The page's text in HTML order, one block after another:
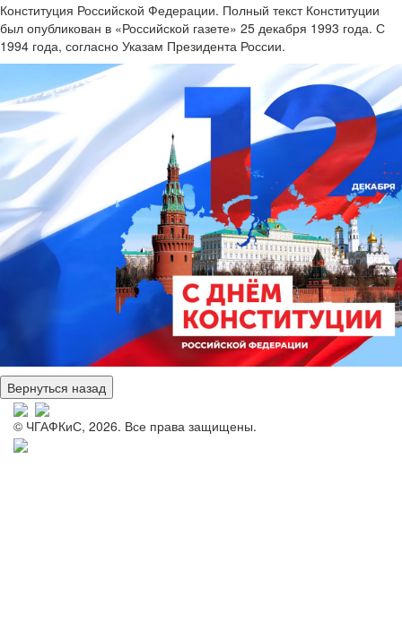
Конституция Российской Федерации. Полный текст Конституции
был опубликован в «Российской газете» 25 декабря 1993 года. С
1994 года, согласно Указам Президента России.
© ЧГАФКиС, 2026. Все права защищены.